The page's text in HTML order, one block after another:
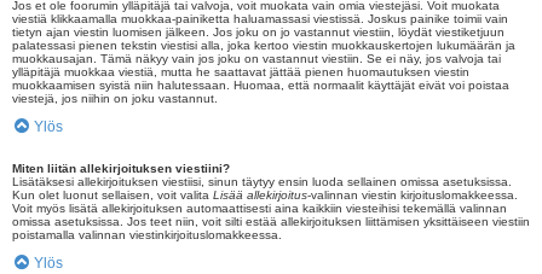
Jos et ole foorumin ylläpitäjä tai valvoja, voit muokata vain omia viestejäsi. Voit muokata
viestiä klikkaamalla muokkaa-painiketta haluamassasi viestissä. Joskus painike toimii vain
tietyn ajan viestin luomisen jälkeen. Jos joku on jo vastannut viestiin, löydät viestiketjuun
palatessasi pienen tekstin viestisi alla, joka kertoo viestin muokkauskertojen lukumäärän ja
muokkausajan. Tämä näkyy vain jos joku on vastannut viestiin. Se ei näy, jos valvoja tai
ylläpitäjä muokkaa viestiä, mutta he saattavat jättää pienen huomautuksen viestin
muokkaamisen syistä niin halutessaan. Huomaa, että normaalit käyttäjät eivät voi poistaa
viestejä, jos niihin on joku vastannut.
Ylös
Miten liitän allekirjoituksen viestiini?
Lisätäksesi allekirjoituksen viestiisi, sinun täytyy ensin luoda sellainen omissa asetuksissa.
Kun olet luonut sellaisen, voit valita Lisää allekirjoitus-valinnan viestin kirjoituslomakkeessa.
Voit myös lisätä allekirjoituksen automaattisesti aina kaikkiin viesteihisi tekemällä valinnan
omissa asetuksissa. Jos teet niin, voit silti estää allekirjoituksen liittämisen yksittäiseen viestiin
poistamalla valinnan viestinkirjoituslomakkeessa.
Ylös